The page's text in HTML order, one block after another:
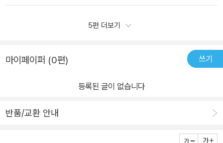
요.선풍기는 '진짜 바람' 공기 청정기는 '진짜 공기'압력 밥솥은 '진
에게는 또 다른 힘듦이 있음을 알게 해주었어요.그리고 진짜가 무엇
인지 진짜 나 자신에대해 다시 한번 생각해 볼 수 있는 시간이 되었어
요.그림 책이 마냥 아이들만을 위한게 아니라 어른에게도 꼭 필요하
시 쉬어 보는 시간을 가져보아요.출판사로부터 도서만 제공받아 읽어
건이 주인공으로 나옵니다사람이나 동물이 아니라 물건이 주인공인
책은 흔하지 않은데요아이도 더 관심을 가지고 봅니다 산은누구나 환
밥솥도 , 스피커도 ~산이 환영해줍니다 산은 항상 그자리에 있고 , 누
가 가던지 반겨주는 그런 존재입니다언제가 생각나면 훌쩍 떠날 수
다산에 가면 할 수 있는 것들 ~흔한 일 일수도 있지만 , 산에 가야만
몸이 빨갛게 보이지 않아요맑은 공기를 마셔서 편안해진것같아요​아
이와 함께 책을 읽으면서 주말엔 산에 가보자고 약속해봅니다 ​아이들
5편 더보기
마이페이퍼 (0편) 쓰기
등록된 글이 없습니다
반품/교환 안내